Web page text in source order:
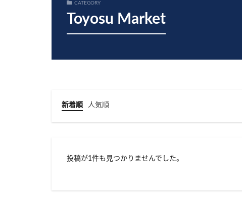
CATEGORY
Toyosu Market
新着順 人気順
投稿が1件も見つかりませんでした。